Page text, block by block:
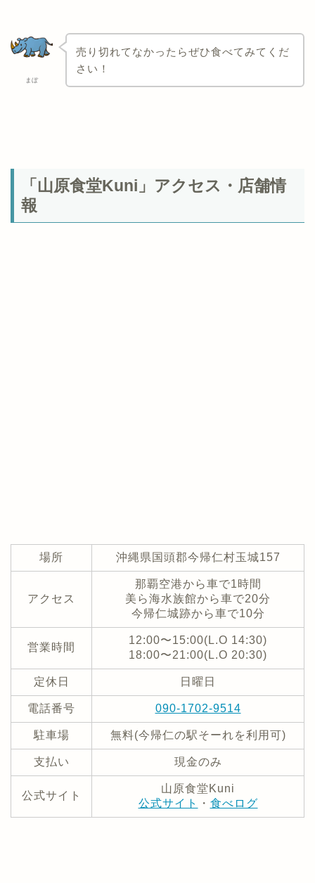
まぼ
売り切れてなかったらぜひ食べてみてくだ
さい！
「山原食堂Kuni」アクセス・店舗情
報
場所 沖縄県国頭郡今帰仁村玉城157
アクセス
那覇空港から車で1時間
美ら海水族館から車で20分
今帰仁城跡から車で10分
営業時間
12:00〜15:00(L.O 14:30)
18:00〜21:00(L.O 20:30)
定休日 日曜日
電話番号 090-1702-9514
駐車場 無料(今帰仁の駅そーれを利用可)
支払い 現金のみ
公式サイト
山原食堂Kuni
公式サイト
・ 食べログ